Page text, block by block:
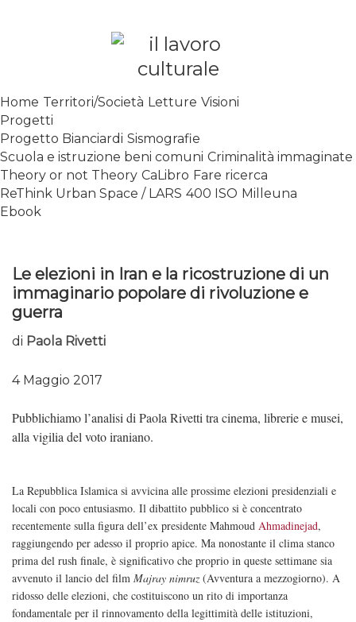
SPALANCARE LE FINESTRE DEI
CONTEMPORANEO
Home Territori/Società Letture Visioni
Progetti
Progetto Bianciardi Sismografie
Scuola e istruzione beni comuni Criminalità immaginate
Theory or not Theory CaLibro Fare ricerca
ReThink Urban Space / LARS 400 ISO Milleuna
Ebook
Le elezioni in Iran e la ricostruzione di un
immaginario popolare di rivoluzione e
guerra
di Paola Rivetti
4 Maggio 2017
Pubblichiamo l’analisi di Paola Rivetti tra cinema, librerie e musei,
alla vigilia del voto iraniano.
La Repubblica Islamica si avvicina alle prossime elezioni presidenziali e
locali con poco entusiasmo. Il dibattito pubblico si è concentrato
recentemente sulla figura dell’ex presidente Mahmoud Ahmadinejad,
raggiungendo per adesso il proprio apice. Ma nonostante il clima stanco
prima del rush finale, è significativo che proprio in queste settimane sia
avvenuto il lancio del film Majray nimruz (Avventura a mezzogiorno). A
ridosso delle elezioni, che costituiscono un rito di importanza
fondamentale per il rinnovamento della legittimità delle istituzioni,